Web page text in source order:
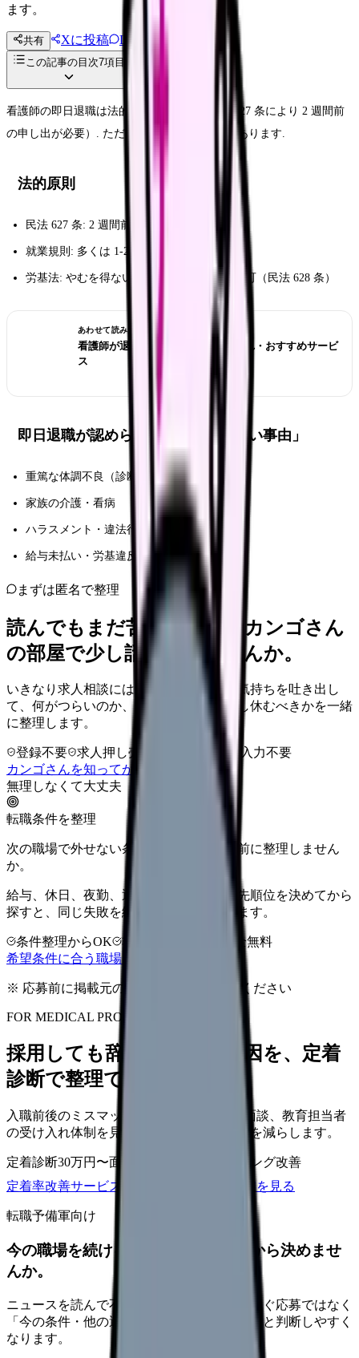
ます。
共有 Xに投稿 LINE
投稿文コピー
この記事の目次7項目
看護師の即日退職は法的には原則不可（民法 627 条により 2 週間前
の申し出が必要）. ただし例外と実践ルートがあります.
法的原則
民法 627 条: 2 週間前の申し出で退職可
就業規則: 多くは 1-2 ヶ月前申出を定める
労基法: やむを得ない事由があれば即時退職可（民法 628 条）
あわせて読みたい
看護師が退職代行を使う｜相場・流れ・おすすめサービ
ス
即日退職が認められる「やむを得ない事由」
重篤な体調不良（診断書必要）
家族の介護・看病
ハラスメント・違法行為
給与未払い・労基違反
まずは匿名で整理
読んでもまだ苦しいなら、カンゴさん
の部屋で少し話してみませんか。
いきなり求人相談には進みません。今の気持ちを吐き出し
て、何がつらいのか、辞めるべきか、少し休むべきかを一緒
に整理します。
登録不要 求人押し売りなし
病院名は入力不要
カンゴさんを知ってから相談する
無理しなくて大丈夫
転職条件を整理
次の職場で外せない条件を、求人を見る前に整理しません
か。
給与、休日、夜勤、通勤、人間関係。優先順位を決めてから
探すと、同じ失敗を繰り返しにくくなります。
条件整理からOK 非公開求人あり
完全無料
希望条件に合う職場を相談する
※ 応募前に掲載元の最新情報を確認してください
FOR MEDICAL PROVIDERS
採用しても辞めてしまう原因を、定着
診断で整理できます
入職前後のミスマッチ、初月面談、3ヶ月面談、教育担当者
の受け入れ体制を見直し、早期離職の再発を減らします。
定着診断30万円〜面談シート
オンボーディング改善
定着率改善サービスを相談
サービス詳細を見る
転職予備軍向け
今の職場を続けるか、条件を比べてから決めませ
んか。
ニュースを読んで不安が強くなった時は、すぐ応募ではなく
「今の条件・他の選択肢・相談先」を分けると判断しやすく
なります。